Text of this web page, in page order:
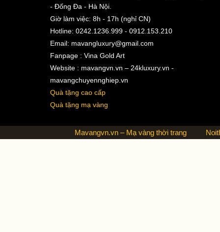
- Đống Đa - Hà Nội.
Giờ làm việc: 8h - 17h (nghỉ CN)
Hotline: 0242.1236.999 - 0912.153.210
Email: mavangluxury@gmail.com
Fanpage : Vina Gold Art
Website : mavangvn.vn – 24kluxury.vn -
mavangchuyennghiep.vn
Quà tặng cao cấp
Quà tặng mạ vàng
Mavangvn.vn – Mạ vàng thời trang